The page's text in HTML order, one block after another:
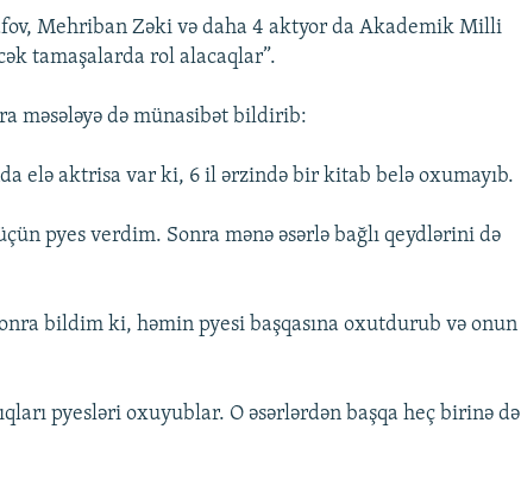
Mehriban Zəki və daha 4 aktyor da Akademik Milli
tamaşalarda rol alacaqlar”.
məsələyə də münasibət bildirib:
elə aktrisa var ki, 6 il ərzində bir kitab belə oxumayıb.
pyes verdim. Sonra mənə əsərlə bağlı qeydlərini də
bildim ki, həmin pyesi başqasına oxutdurub və onun
pyesləri oxuyublar. O əsərlərdən başqa heç birinə də